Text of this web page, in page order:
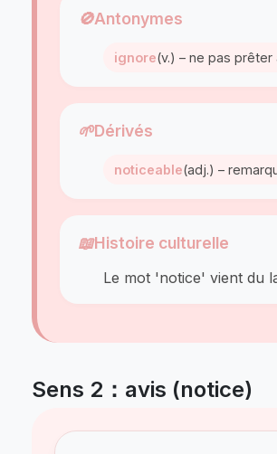
🚫Antonymes
ignore(v.) – ne pas prêter
🌱Dérivés
noticeable(adj.) –
📖Histoire culturelle
Le mot 'notice' vient du
Sens 2：avis (notice)